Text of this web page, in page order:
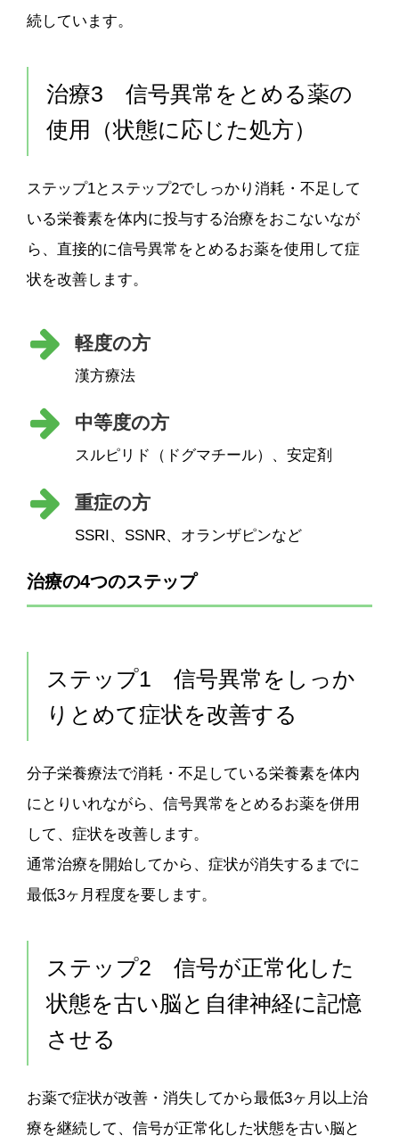
続しています。
治療3 信号異常をとめる薬の
使用（状態に応じた処方）
ステップ1とステップ2でしっかり消耗・不足して
いる栄養素を体内に投与する治療をおこないなが
ら、直接的に信号異常をとめるお薬を使用して症
状を改善します。
軽度の方
漢方療法
中等度の方
スルピリド（ドグマチール）、安定剤
重症の方
SSRI、SSNR、オランザピンなど
治療の4つのステップ
ステップ1 信号異常をしっか
りとめて症状を改善する
分子栄養療法で消耗・不足している栄養素を体内
にとりいれながら、信号異常をとめるお薬を併用
して、症状を改善します。
通常治療を開始してから、症状が消失するまでに
最低3ヶ月程度を要します。
ステップ2 信号が正常化した
状態を古い脳と自律神経に記憶
させる
お薬で症状が改善・消失してから最低3ヶ月以上治
療を継続して、信号が正常化した状態を古い脳と